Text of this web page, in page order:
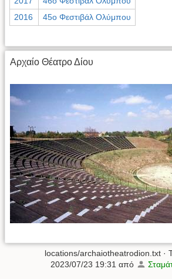
2016
45ο Φεστιβάλ Ολύμπου
Αρχαίο Θέατρο Δίου
locations/archaiotheatrodion.txt ·
2023/07/23 19:31 από